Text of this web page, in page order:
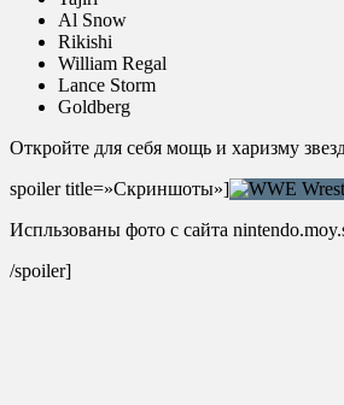
Al Snow
Rikishi
William Regal
Lance Storm
Goldberg
Откройте для себя мощь и харизму
spoiler title=»Скриншоты»]
Испльзованы фото с сайта
/spoiler]